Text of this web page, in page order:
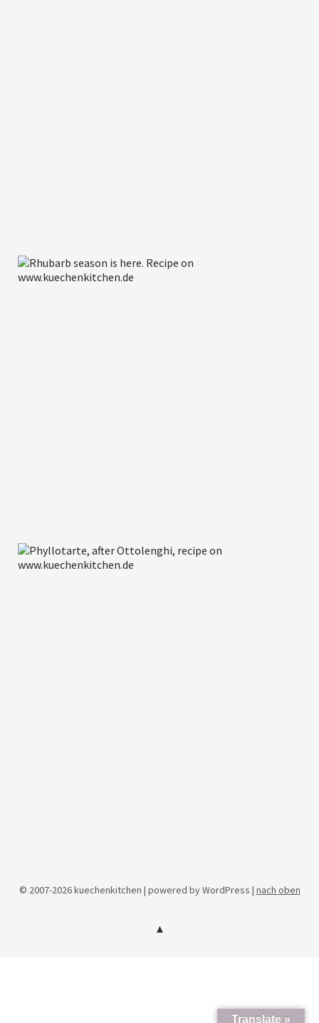
© 2007-2026 kuechenkitchen | powered by WordPress | nach oben
Translate »